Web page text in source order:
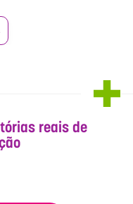
reais de